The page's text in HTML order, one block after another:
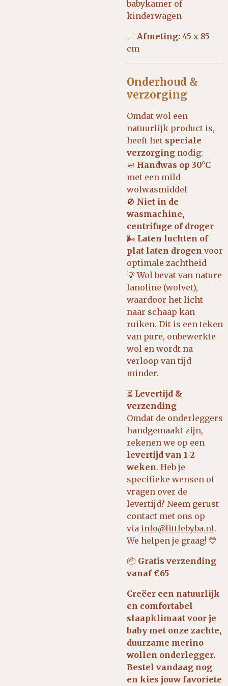
babykamer of
kinderwagen
📏 Afmeting: 45 x 85
cm
Onderhoud &
verzorging
Omdat wol een
natuurlijk product is,
heeft het speciale
verzorging nodig:
🧼 Handwas op 30°C
met een mild
wolwasmiddel
🚫 Niet in de
wasmachine,
centrifuge of droger
🌬 Laten luchten of
plat laten drogen voor
optimale zachtheid
💡 Wol bevat van nature
lanoline (wolvet),
waardoor het licht
naar schaap kan
ruiken. Dit is een teken
van pure, onbewerkte
wol en wordt na
verloop van tijd
minder.
⏳ Levertijd &
verzending
Omdat de onderleggers
handgemaakt zijn,
rekenen we op een
levertijd van 1-2
weken. Heb je
specifieke wensen of
vragen over de
levertijd? Neem gerust
contact met ons op
via info@littlebyba.nl.
We helpen je graag! 💛
📦 Gratis verzending
vanaf €65
Creëer een natuurlijk
en comfortabel
slaapklimaat voor je
baby met onze zachte,
duurzame merino
wollen onderlegger.
Bestel vandaag nog
en kies jouw favoriete